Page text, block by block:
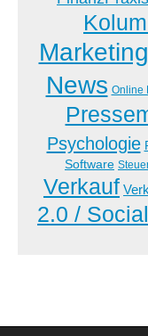
Marketing
News Online
Psychologie
Software
Verkauf
2.0 /